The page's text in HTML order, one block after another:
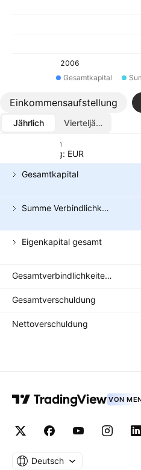
2006
Gesamtkapital
Einkommensaufstellung
Jährlich
Vierteljährlich
Metriken
Währung: EUR
Gesamtkapital
Summe Verbindlichkeiten
Eigenkapital gesamt
Gesamtverbindlichkeiten & Eigenkapital der Aktionäre
Gesamtverschuldung
Nettoverschuldung
VON
Deutsch